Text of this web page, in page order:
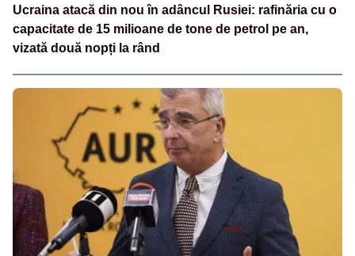
Ucraina atacă din nou în adâncul Rusiei: rafinăria cu o
capacitate de 15 milioane de tone de petrol pe an,
vizată două nopți la rând